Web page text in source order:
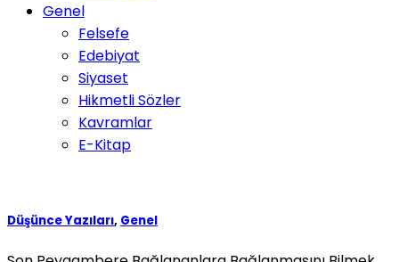
Genel
Felsefe
Edebiyat
Siyaset
Hikmetli Sözler
Kavramlar
E-Kitap
Düşünce Yazıları, Genel